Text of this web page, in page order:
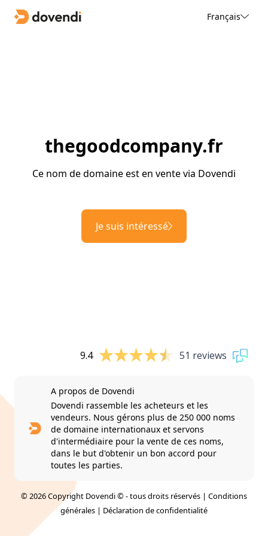
Français
thegoodcompany.fr
Ce nom de domaine est en vente via Dovendi
Je suis intéressé
9.4 51 reviews
A propos de Dovendi
Dovendi rassemble les acheteurs et les
vendeurs. Nous gérons plus de 250 000 noms
de domaine internationaux et servons
d'intermédiaire pour la vente de ces noms,
dans le but d'obtenir un bon accord pour
toutes les parties.
© 2026 Copyright Dovendi © - tous droits réservés | Conditions
générales | Déclaration de confidentialité